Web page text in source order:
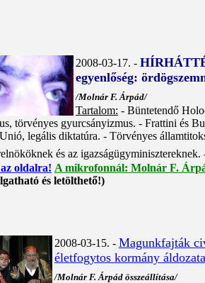
2008-03-17. -
egyenlőség:
/Molnár F. Árpád/
Tartalom: - Büntetendő
törvényes gyurcsányizmus. - Frattini és
legális diktatúra. - Törvényes
és az
oldalra! A mikrofonnál: Molnár F.
és letölthető!)
2008-03-15. - Magunkfajták
életfogytos kormány
/Molnár F. Árpád összeállítása/